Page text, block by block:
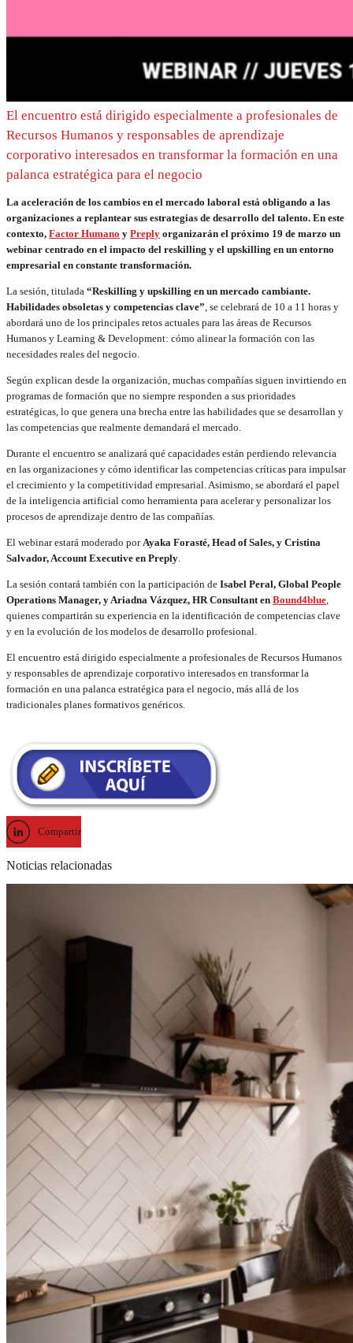
El encuentro está dirigido especialmente a profesionales de
Recursos Humanos y responsables de aprendizaje
corporativo interesados en transformar la formación en una
palanca estratégica para el negocio
La aceleración de los cambios en el mercado laboral está obligando a las
organizaciones a replantear sus estrategias de desarrollo del talento. En este
contexto, Factor Humano y Preply organizarán el próximo 19 de marzo un
webinar centrado en el impacto del reskilling y el upskilling en un entorno
empresarial en constante transformación.
La sesión, titulada “Reskilling y upskilling en un mercado cambiante.
Habilidades obsoletas y competencias clave”, se celebrará de 10 a 11 horas y
abordará uno de los principales retos actuales para las áreas de Recursos
Humanos y Learning & Development: cómo alinear la formación con las
necesidades reales del negocio.
Según explican desde la organización, muchas compañías siguen invirtiendo en
programas de formación que no siempre responden a sus prioridades
estratégicas, lo que genera una brecha entre las habilidades que se desarrollan y
las competencias que realmente demandará el mercado.
Durante el encuentro se analizará qué capacidades están perdiendo relevancia
en las organizaciones y cómo identificar las competencias críticas para impulsar
el crecimiento y la competitividad empresarial. Asimismo, se abordará el papel
de la inteligencia artificial como herramienta para acelerar y personalizar los
procesos de aprendizaje dentro de las compañías.
El webinar estará moderado porAyaka Forasté, Head of Sales, y Cristina
Salvador, Account Executive en Preply.
La sesión contará también con la participación de Isabel Peral, Global People
Operations Manager, y Ariadna Vázquez, HR Consultant en Bound4blue,
quienes compartirán su experiencia en la identificación de competencias clave
y en la evolución de los modelos de desarrollo profesional.
El encuentro está dirigido especialmente a profesionales de Recursos Humanos
y responsables de aprendizaje corporativo interesados en transformar la
formación en una palanca estratégica para el negocio, más allá de los
tradicionales planes formativos genéricos.
Compartir
Noticias relacionadas